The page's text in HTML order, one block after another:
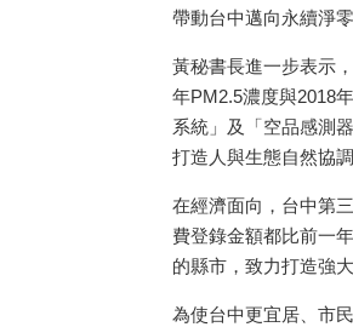
帶動台中邁向永續淨
黃秘書長進一步表示
年PM2.5濃度與2018
系統」及「空品感測
打造人與生態自然協
在經濟面向，台中第
費登錄金額都比前一
的縣市，致力打造強
為使台中更宜居、市